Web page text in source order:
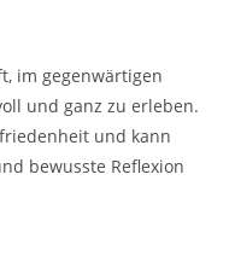
im gegenwärtigen
und ganz zu erleben.
und kann
bewusste Reflexion